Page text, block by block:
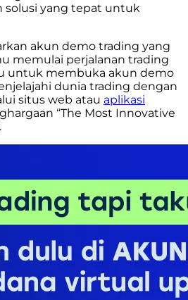
solusi yang tepat untuk
akun demo trading yang
memulai perjalanan trading
untuk membuka akun demo
dunia trading dengan
situs web atau aplikasi
“The Most Innovative